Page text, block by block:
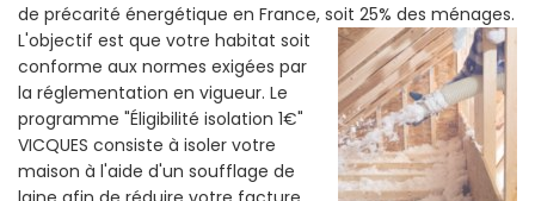
de précarité énergétique en France, soit 25% des ménages.
L'objectif est que votre habitat soit
conforme aux normes exigées par
la réglementation en vigueur. Le
programme "Éligibilité isolation 1€"
VICQUES consiste à isoler votre
maison à l'aide d'un soufflage de